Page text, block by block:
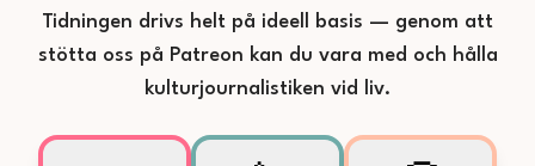
Tidningen drivs helt på ideell basis — genom att
stötta oss på Patreon kan du vara med och hålla
kulturjournalistiken vid liv.